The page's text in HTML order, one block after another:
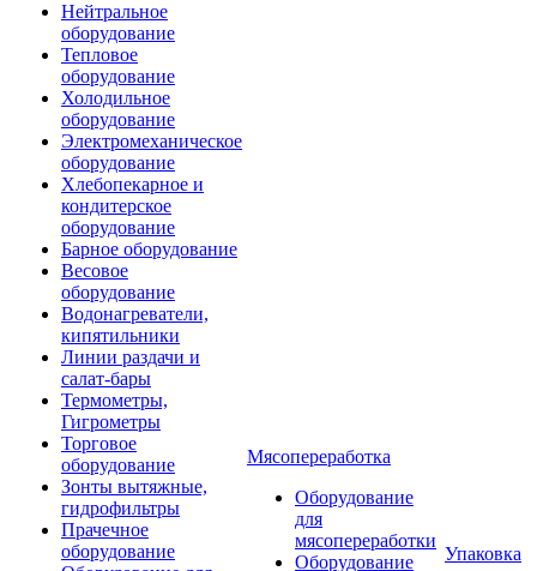
Нейтральное
оборудование
Тепловое
оборудование
Холодильное
оборудование
Электромеханическое
оборудование
Хлебопекарное и
кондитерское
оборудование
Барное оборудование
Весовое
оборудование
Водонагреватели,
кипятильники
Линии раздачи и
салат-бары
Термометры,
Гигрометры
Торговое
оборудование
Зонты вытяжные,
гидрофильтры
Прачечное
оборудование
Мясопереработка
Оборудование
для
мясопереработки
Оборудование
Упаковка